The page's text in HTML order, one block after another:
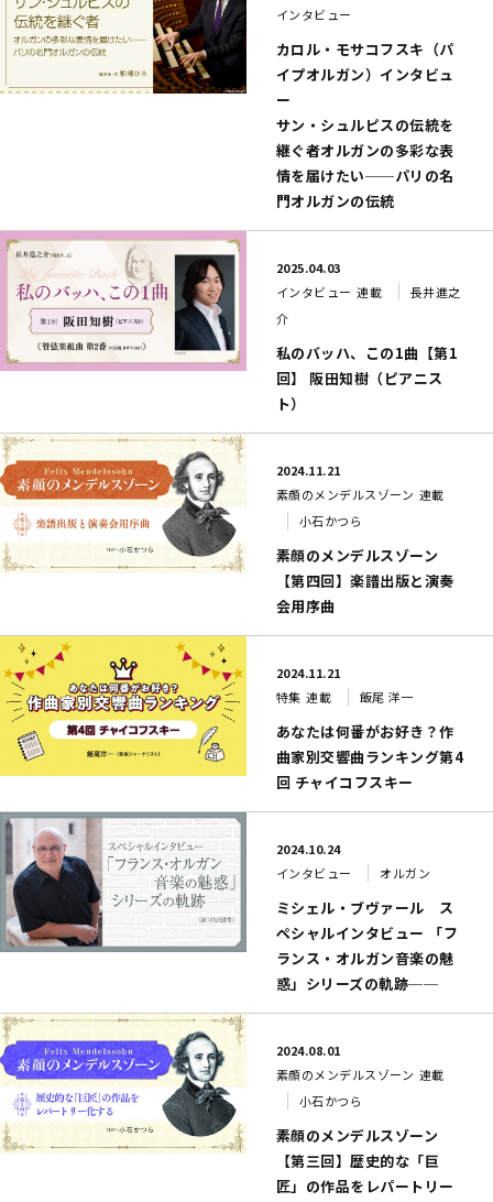
インタビュー
カロル・モサコフスキ（パ
イプオルガン）インタビュ
ー
サン・シュルピスの伝統を
継ぐ者オルガンの多彩な表
情を届けたい──パリの名
門オルガンの伝統
2025.04.03
インタビュー 連載
長井進之
介
私のバッハ、この1曲【第1
回】 阪田知樹（ピアニス
ト）
2024.11.21
素顔のメンデルスゾーン 連載
小石かつら
素顔のメンデルスゾーン
【第四回】楽譜出版と演奏
会用序曲
2024.11.21
特集 連載 飯尾 洋一
あなたは何番がお好き？作
曲家別交響曲ランキング第4
回 チャイコフスキー
2024.10.24
インタビュー
オルガン
ミシェル・ブヴァール ス
ペシャルインタビュー 「フ
ランス・オルガン音楽の魅
惑」シリーズの軌跡──
2024.08.01
素顔のメンデルスゾーン 連載
小石かつら
素顔のメンデルスゾーン
【第三回】歴史的な「巨
匠」の作品をレパートリー